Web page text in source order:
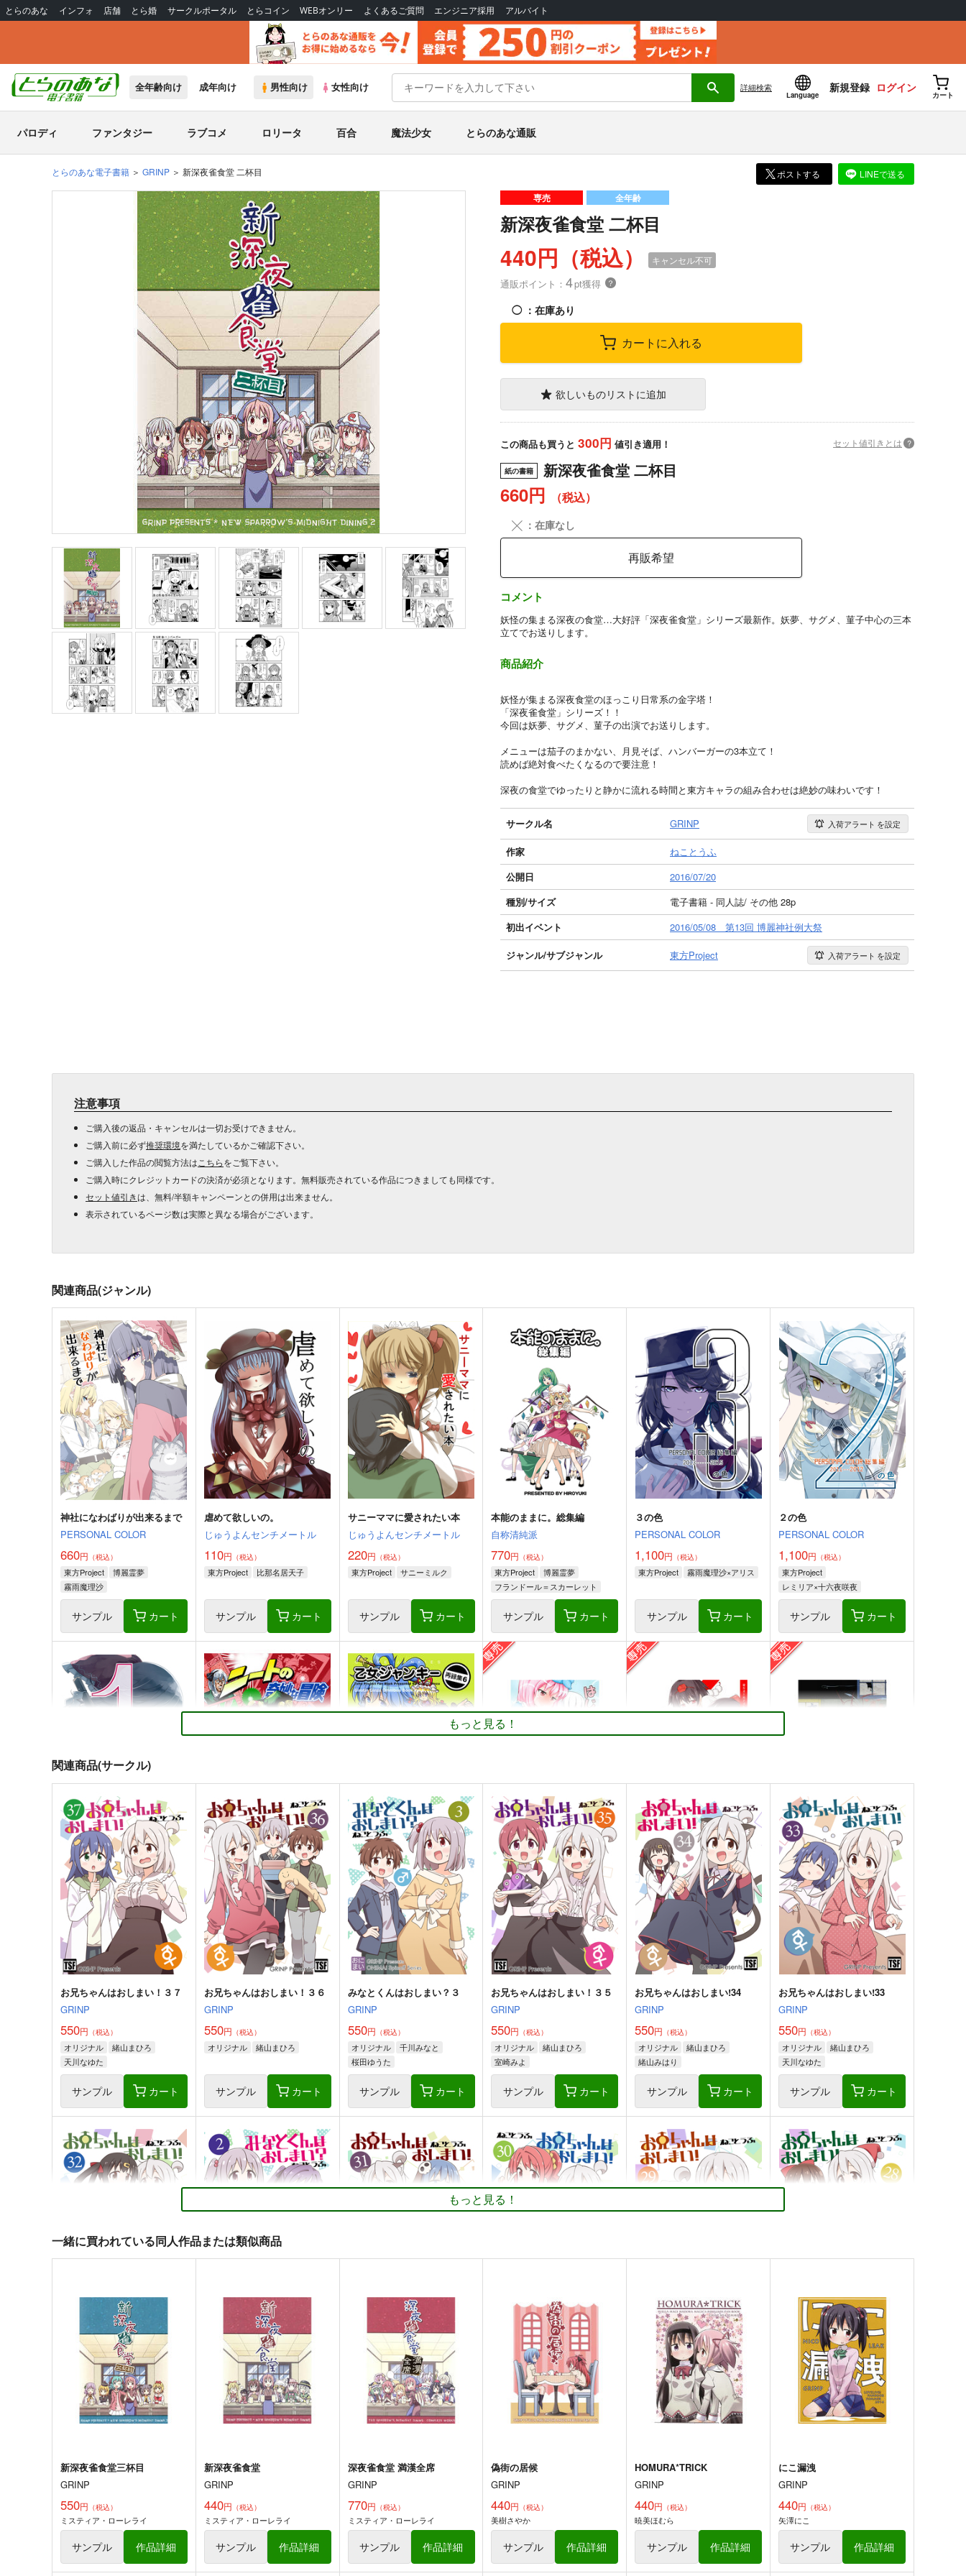
とらのあな インフォ 店舗 とら婚 サークルポータル とらコイン WEBオンリー よくあるご質問 エンジニア採用 アルバイト
全年齢向け 成年向け 男性向け 女性向け 詳細検索
Language
新規登録 ログイン
カート
パロディ ファンタジー ラブコメ ロリータ 百合 魔法少女 とらのあな通販
とらのあな電子書籍 GRINP 新深夜雀食堂 二杯目 ポストする LINEで送る
専売 全年齢
新深夜雀食堂 二杯目
440円（税込） キャンセル不可
通販ポイント： 4pt獲得 ？
◯ ：在庫あり
カートに入れる
欲しいものリストに追加
この商品も買うと 300円 値引き適用！ セット値引きとは ?
紙の書籍 新深夜雀食堂 二杯目
660円 （税込）
╳ ：在庫なし
再販希望
コメント
妖怪の集まる深夜の食堂…大好評「深夜雀食堂」シリーズ最新作。妖夢、サグメ、菫子中心の三本
立てでお送りします。
商品紹介
妖怪が集まる深夜食堂のほっこり日常系の金字塔！
「深夜雀食堂」シリーズ！！
今回は妖夢、サグメ、菫子の出演でお送りします。
メニューは茄子のまかない、月見そば、ハンバーガーの3本立て！
読めば絶対食べたくなるので要注意！
深夜の食堂でゆったりと静かに流れる時間と東方キャラの組み合わせは絶妙の味わいです！
サークル名 GRINP 入荷アラート を設定
作家
ねことうふ
公開日
2016/07/20
種別/サイズ
電子書籍 - 同人誌/ その他 28p
初出イベント
2016/05/08 第13回 博麗神社例大祭
ジャンル/サブジャンル 東方Project 入荷アラート を設定
注意事項
ご購入後の返品・キャンセルは一切お受けできません。
ご購入前に必ず推奨環境を満たしているかご確認下さい。
ご購入した作品の閲覧方法は こちらをご覧下さい。
ご購入時にクレジットカードの決済が必須となります。無料販売されている作品につきましても同様です。
セット値引きは、無料/半額キャンペーンとの併用は出来ません。
表示されているページ数は実際と異なる場合がございます。
関連商品(ジャンル)
神社になわばりが出来るまで
PERSONAL COLOR
660円 （税込）
東方Project
博麗霊夢
霧雨魔理沙
アリス・マーガトロイド
サンプル カート
虐めて欲しいの。
じゅうよんセンチメートル
110円 （税込）
東方Project 比那名居天子
サンプル カート
サニーママに愛されたい本
じゅうよんセンチメートル
220円 （税込）
東方Project サニーミルク
サンプル カート
本能のままに。総集編
自称清純派
770円 （税込）
東方Project
博麗霊夢
フランドール＝スカーレット
レミリア＝スカーレット
サンプル カート
３の色
PERSONAL COLOR
1,100円 （税込）
東方Project 霧雨魔理沙×アリス
サンプル カート
２の色
PERSONAL COLOR
1,100円 （税込）
東方Project
レミリア×十六夜咲夜
サンプル カート
１の色
PERSONAL COLOR
1,100円（税込）
東方Project 霧雨魔理沙×アリス
サンプル カート
ニートの奇妙な冒険・完全版
さいピン
2,420円（税込）
東方Project
蓬莱山輝夜
十六夜咲夜
サンプル カート
乙女ジャンキー 再録集6
ギロチン銀座
1,352円（税込）
東方Project
古明地こいし
青蛾娘々
宇佐見蓮子
サンプル カート
はじめてのおしおき！
shimeji777
専売 330円（税込）
東方Project
魂魄妖夢
西行寺幽々子
サンプル カート
東方オールナイトBest!！
アトモスフィア
専売 1,320円 （税込）
東方Project 博麗霊夢×射命丸文
サンプル カート
夜行百鬼祭
うわのそら舎
専売 1,210円（税込）
東方Project
封獣ぬえ
二ッ岩マミゾウ
サンプル カート
そんなこんなで、
東方Project
因幡てゐ
ファンタズマゴリア飯～縁つ
ジギザギ
440 円 （税込）
東方Project
稗田阿求
ファンタズマゴリア飯
間より
PERSONAL COLOR
東方Project風-心非公式
胡玉書厨
嗣子の渦の目の中で 後編
東方Project非公式
胡玉書厨
嗣子の渦の目の中で 前編
PERSONAL COLOR
880円（税込）
茫漠にて霞みゆく
PERSONAL COLOR
770円（税込）
東方Project紅-花非公式
胡玉書厨
そして彼女は頁をめくる
PERSONAL COLOR
770円（税込）
魂の守
PERSONAL COLOR
660円（税込）
もっと見る！
関連商品(サークル)
お兄ちゃんはおしまい！３７
GRINP
550円 （税込）
オリジナル
緒山まひろ
天川なゆた
サンプル カート
お兄ちゃんはおしまい！３６
GRINP
550円 （税込）
オリジナル 緒山まひろ
サンプル カート
みなとくんはおしまい？３
GRINP
550円 （税込）
オリジナル
千川みなと
桜田ゆうた
サンプル カート
お兄ちゃんはおしまい！３５
GRINP
550円 （税込）
オリジナル
緒山まひろ
室崎みよ
サンプル カート
お兄ちゃんはおしまい!34
GRINP
550円 （税込）
オリジナル
緒山まひろ
緒山みはり
サンプル カート
お兄ちゃんはおしまい!33
GRINP
550円 （税込）
オリジナル
緒山まひろ
天川なゆた
サンプル カート
お兄ちゃんはおしまい!32
GRINP
円（税込）
オリジナル
緒山まひろ
緒山みはり
サンプル カート
みなとくんはおしまい?2
GRINP
（税込）
オリジナル
千川みなと
リサちー
サンプル カート
お兄ちゃんはおしまい!31
GRINP
（税込）
オリジナル
緒山まひろ
富士見ねむ
サンプル カート
お兄ちゃんはおしまい!30
円（税込）
オリジナル 緒山まひろ
サンプル カート
お兄ちゃんはおしまい!29
GRINP
円（税込）
オリジナル 緒山まひろ
サンプル カート
お兄ちゃんはおしまい!28
GRINP
円（税込）
オリジナル
緒山まひろ
穂月もみじ
サンプル カート
もっと見る！
一緒に買われている同人作品または類似商品
新深夜雀食堂三杯目
GRINP
550円 （税込）
ミスティア・ローレライ
サンプル 作品詳細
新深夜雀食堂
GRINP
440円 （税込）
ミスティア・ローレライ
サンプル 作品詳細
深夜雀食堂 満漢全席
GRINP
770円 （税込）
ミスティア・ローレライ
サンプル 作品詳細
偽街の居候
GRINP
440円 （税込）
美樹さやか
サンプル 作品詳細
HOMURA*TRICK
GRINP
440円 （税込）
暁美ほむら
サンプル 作品詳細
にこ漏洩
GRINP
440円 （税込）
矢澤にこ
サンプル 作品詳細